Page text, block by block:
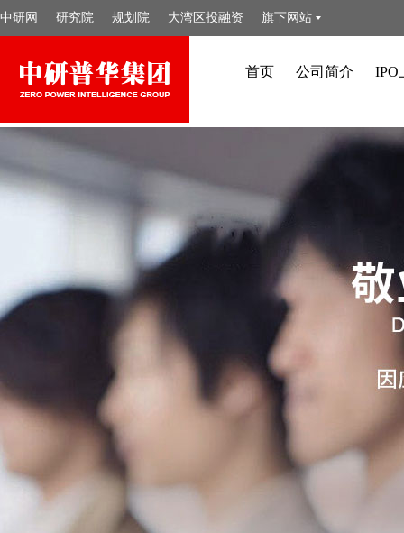
中研网 研究院 规划院 大湾区投融资 旗下网站
首页 公司简介 IPO